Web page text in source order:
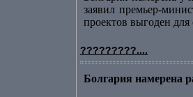
заявил премьер-
проектов выгоден
?????????....
Болгария намерена